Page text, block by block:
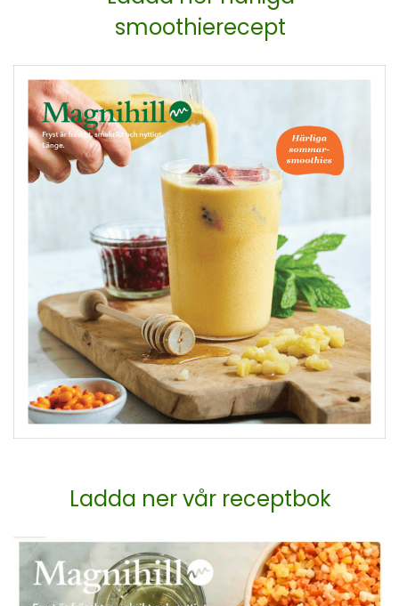
smoothierecept
Ladda ner vår receptbok